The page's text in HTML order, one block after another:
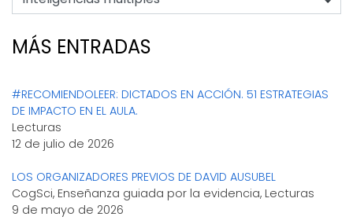
MÁS ENTRADAS
#RECOMIENDOLEER: DICTADOS EN ACCIÓN. 51 ESTRATEGIAS
DE IMPACTO EN EL AULA.
Lecturas
12 de julio de 2026
LOS ORGANIZADORES PREVIOS DE DAVID AUSUBEL
CogSci, Enseñanza guiada por la evidencia, Lecturas
9 de mayo de 2026